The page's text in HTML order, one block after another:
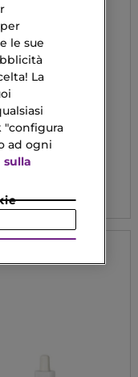
3 IN 1
Viso
le sue
La
"configura
ad ogni
sulla